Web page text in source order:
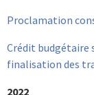
Proclamation
Crédit budgétaire
finalisation des
2022